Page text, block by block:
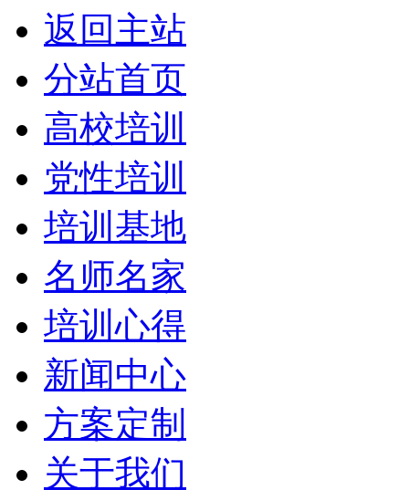
返回主站
分站首页
高校培训
党性培训
培训基地
名师名家
培训心得
新闻中心
方案定制
关于我们